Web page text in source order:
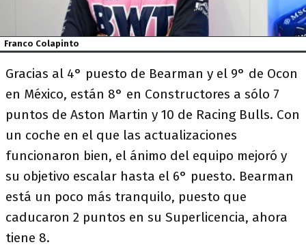
Franco Colapinto
Gracias al 4° puesto de Bearman y el 9° de Ocon
en México, están 8° en Constructores a sólo 7
puntos de Aston Martin y 10 de Racing Bulls. Con
un coche en el que las actualizaciones
funcionaron bien, el ánimo del equipo mejoró y
su objetivo escalar hasta el 6° puesto. Bearman
está un poco más tranquilo, puesto que
caducaron 2 puntos en su Superlicencia, ahora
tiene 8.